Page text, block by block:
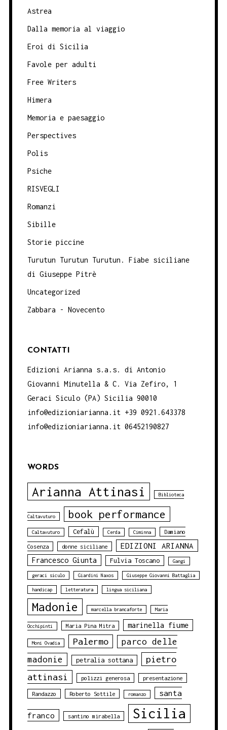
Astrea
Dalla memoria al viaggio
Eroi di Sicilia
Favole per adulti
Free Writers
Himera
Memoria e paesaggio
Perspectives
Polis
Psiche
RISVEGLI
Romanzi
Sibille
Storie piccine
Turutun Turutun Turutun. Fiabe siciliane
di Giuseppe Pitrè
Uncategorized
Zabbara - Novecento
CONTATTI
Edizioni Arianna s.a.s. di Antonio
Giovanni Minutella & C. Via Zefiro, 1
Geraci Siculo (PA) Sicilia 90010
info@edizioniarianna.it +39 0921.643378
info@edizioniarianna.it 06452190827
WORDS
Arianna Attinasi Biblioteca
Caltavuturo book performance
Caltavuturo Cefalù Cerda Ciminna Damiano
Cosenza donne siciliane EDIZIONI ARIANNA
Francesco Giunta Fulvia Toscano Gangi
geraci siculo Giardini Naxos Giuseppe Giovanni Battaglia
handicap letteratura lingua siciliana
Madonie marcella brancaforte Maria
Occhipinti Maria Pina Mitra marinella fiume
Moni Ovadia Palermo
parco delle
madonie
petralia sottana
pietro
attinasi
polizzi generosa presentazione
Randazzo Roberto Sottile romanzo santa
franco santino mirabella Sicilia